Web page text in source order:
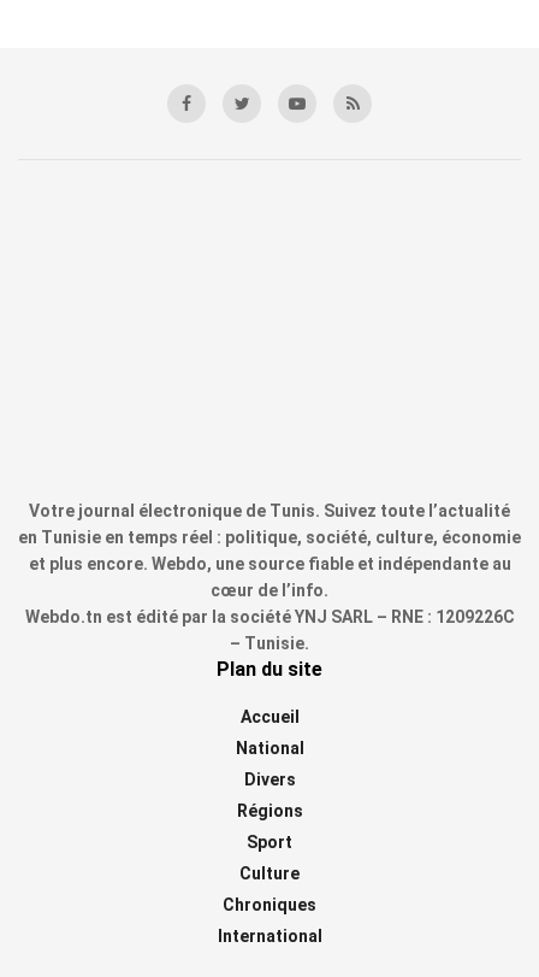
Votre journal électronique de Tunis. Suivez toute l’actualité
en Tunisie en temps réel : politique, société, culture, économie
et plus encore. Webdo, une source fiable et indépendante au
cœur de l’info.
Webdo.tn est édité par la société YNJ SARL – RNE : 1209226C
– Tunisie.
Plan du site
Accueil
National
Divers
Régions
Sport
Culture
Chroniques
International